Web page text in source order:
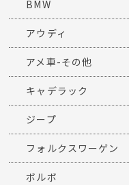
BMW
アウディ
アメ車-その他
キャデラック
ジープ
フォルクスワーゲン
ボルボ